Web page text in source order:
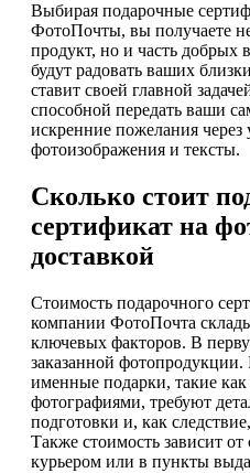
Выбирая подарочные
ФотоПочты, вы получаете
продукт, но и часть добрых
будут радовать ваших
ставит своей главной
способной передать ваши
искренние пожелания через
фотоизображения и тексты.
Сколько стоит
сертификат на
доставкой
Стоимость подарочного
компании ФотоПочта
ключевых факторов. В
заказанной
именные подарки, такие
фотографиями, требуют
подготовки и, как
Также стоимость зависит
курьером или в пункты